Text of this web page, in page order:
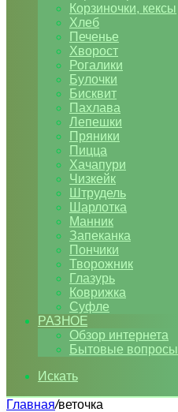
Корзиночки, кексы
Хлеб
Печенье
Хворост
Рогалики
Булочки
Бисквит
Пахлава
Лепешки
Пряники
Пицца
Хачапури
Чизкейк
Штрудель
Шарлотка
Манник
Запеканка
Пончики
Творожник
Глазурь
Коврижка
Суфле
РАЗНОЕ
Обзор интернета
Бытовые вопросы
Искать
Главная/веточка